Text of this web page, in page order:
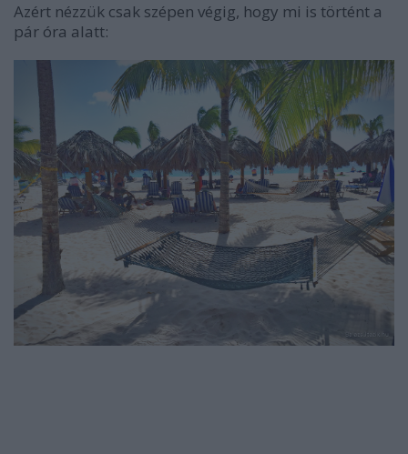
Azért nézzük csak szépen végig, hogy mi is történt a
pár óra alatt: